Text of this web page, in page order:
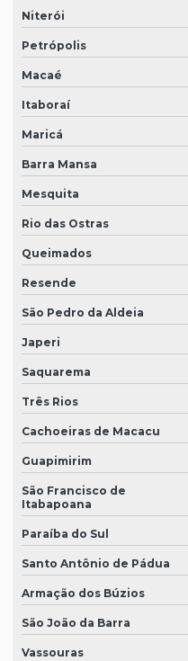
Niterói
Petrópolis
Macaé
Itaboraí
Maricá
Barra Mansa
Mesquita
Rio das Ostras
Queimados
Resende
São Pedro da Aldeia
Japeri
Saquarema
Três Rios
Cachoeiras de Macacu
Guapimirim
São Francisco de
Itabapoana
Paraíba do Sul
Santo Antônio de Pádua
Armação dos Búzios
São João da Barra
Vassouras